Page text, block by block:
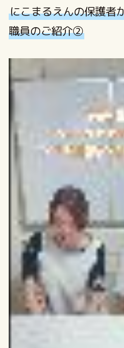
にこまるえんの保護者
職員のご紹介②